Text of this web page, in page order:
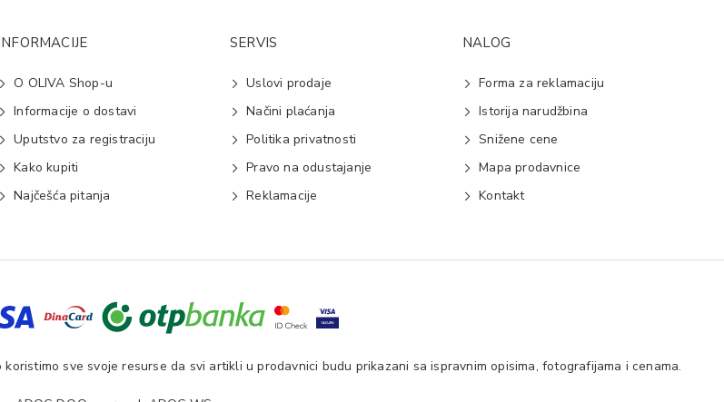
O OLIVA Shop-u
Informacije o dostavi
Uputstvo za registraciju
Kako kupiti
Najčešća pitanja
SERVIS
Uslovi prodaje
Načini plaćanja
Politika privatnosti
Pravo na odustajanje
Reklamacije
NALOG
Forma za reklamaciju
Istorija narudžbina
Snižene cene
Mapa prodavnice
Kontakt
sve svoje resurse da svi artikli u prodavnici budu prikazani sa ispravnim opisima, fotografijama i cenama.